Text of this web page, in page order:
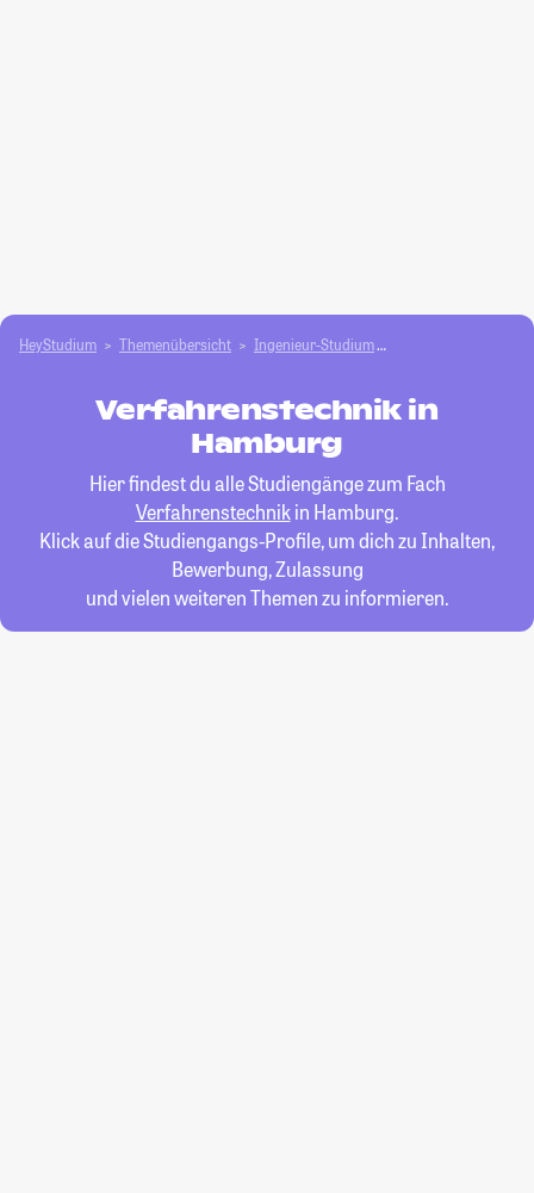
HeyStudium Themenübersicht Ingenieur-Studium
Verfahrenstechnik in
Hamburg
Hier findest du alle Studiengänge zum Fach
Verfahrenstechnikin Hamburg.
Klick auf die Studiengangs-Profile, um dich zu Inhalten,
Bewerbung, Zulassung
und vielen weiteren Themen zu informieren.